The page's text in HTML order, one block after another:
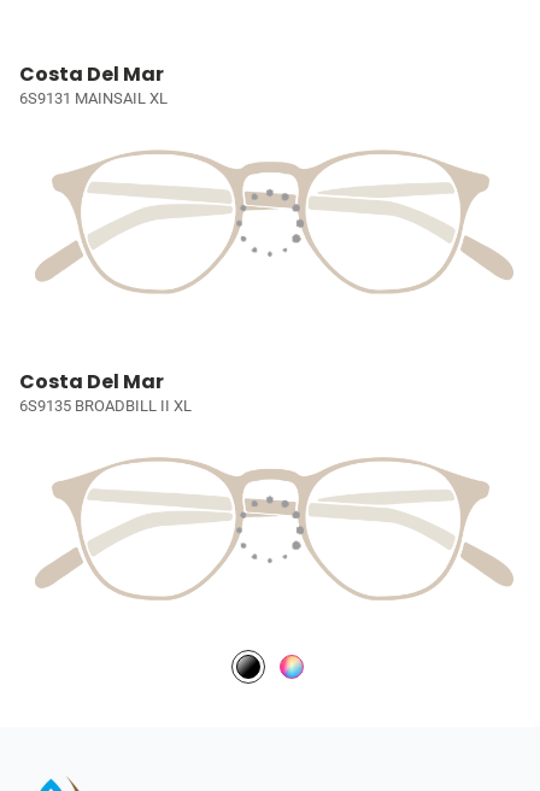
Costa Del Mar
6S9131 MAINSAIL XL
Costa Del Mar
6S9135 BROADBILL II XL